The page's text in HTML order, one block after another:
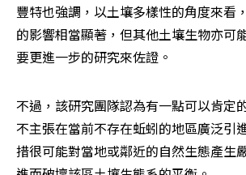
豐特也強調，以土壤多樣性的角度來看
的影響相當顯著，但其他土壤生物亦可
要更進一步的研究來佐證。
不過，該研究團隊認為有一點可以肯定
不主張在當前不存在蚯蚓的地區廣泛引
措很可能對當地或鄰近的自然生態產生